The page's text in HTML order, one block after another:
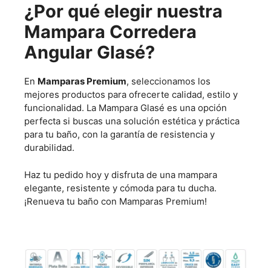
¿Por qué elegir nuestra
Mampara Corredera
Angular Glasé?
En Mamparas Premium, seleccionamos los
mejores productos para ofrecerte calidad, estilo y
funcionalidad. La Mampara Glasé es una opción
perfecta si buscas una solución estética y práctica
para tu baño, con la garantía de resistencia y
durabilidad.
Haz tu pedido hoy y disfruta de una mampara
elegante, resistente y cómoda para tu ducha.
¡Renueva tu baño con Mamparas Premium!